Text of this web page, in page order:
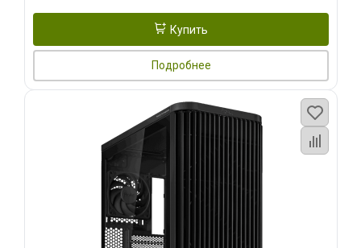
Купить
Подробнее